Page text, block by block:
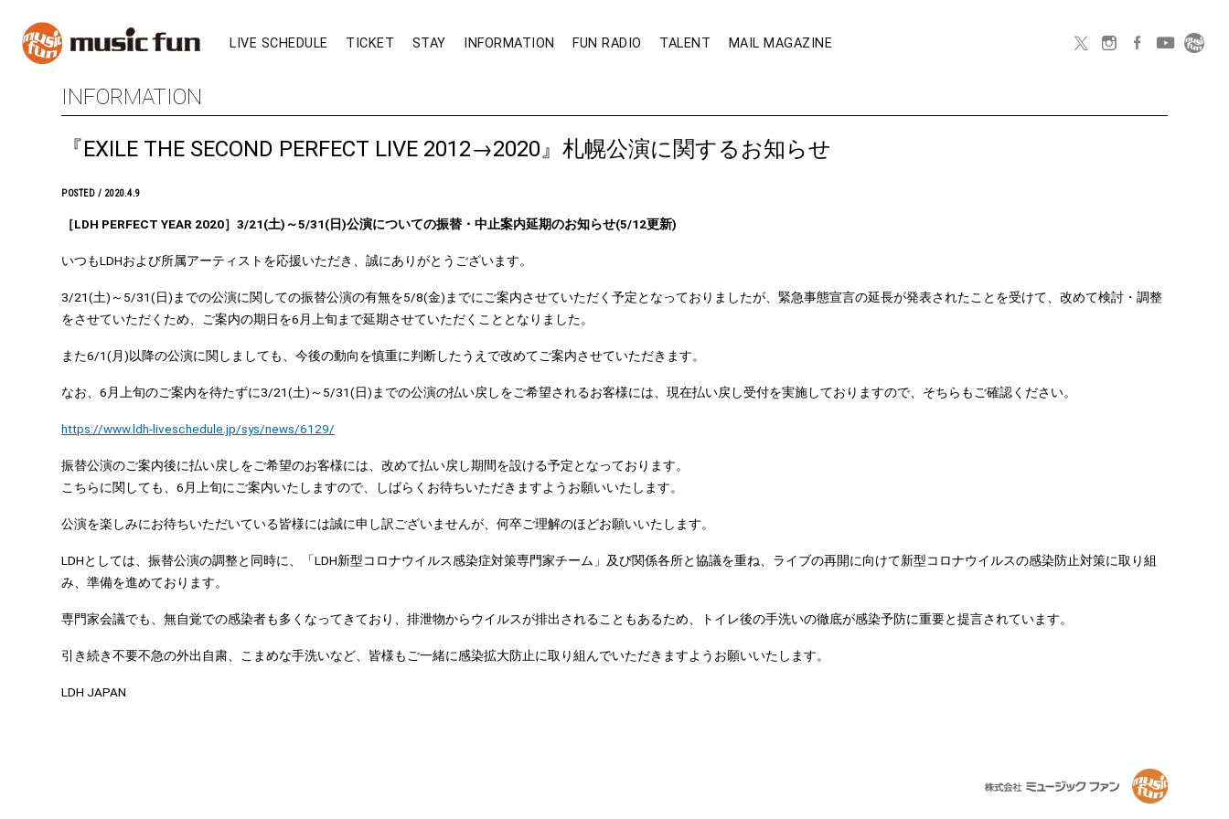
LIVE SCHEDULE TICKET STAY INFORMATION FUN RADIO TALENT MAIL MAGAZINE
INFORMATION
『EXILE THE SECOND PERFECT LIVE 2012→2020』札幌公演に関するお知らせ
POSTED / 2020.4.9
［LDH PERFECT YEAR 2020］3/21(土)～5/31(日)公演についての振替・中止案内延期のお知らせ(5/12更新)
いつもLDHおよび所属アーティストを応援いただき、誠にありがとうございます。
3/21(土)～5/31(日)までの公演に関しての振替公演の有無を5/8(金)までにご案内させていただく予定となっておりましたが、緊急事態宣言の延長が発表されたことを受けて、改めて検討・調整
をさせていただくため、ご案内の期日を6月上旬まで延期させていただくこととなりました。
また6/1(月)以降の公演に関しましても、今後の動向を慎重に判断したうえで改めてご案内させていただきます。
なお、6月上旬のご案内を待たずに3/21(土)～5/31(日)までの公演の払い戻しをご希望されるお客様には、現在払い戻し受付を実施しておりますので、そちらもご確認ください。
https://www.ldh-liveschedule.jp/sys/news/6129/
振替公演のご案内後に払い戻しをご希望のお客様には、改めて払い戻し期間を設ける予定となっております。
こちらに関しても、6月上旬にご案内いたしますので、しばらくお待ちいただきますようお願いいたします。
公演を楽しみにお待ちいただいている皆様には誠に申し訳ございませんが、何卒ご理解のほどお願いいたします。
LDHとしては、振替公演の調整と同時に、「LDH新型コロナウイルス感染症対策専門家チーム」及び関係各所と協議を重ね、ライブの再開に向けて新型コロナウイルスの感染防止対策に取り組
み、準備を進めております。
専門家会議でも、無自覚での感染者も多くなってきており、排泄物からウイルスが排出されることもあるため、トイレ後の手洗いの徹底が感染予防に重要と提言されています。
引き続き不要不急の外出自粛、こまめな手洗いなど、皆様もご一緒に感染拡大防止に取り組んでいただきますようお願いいたします。
LDH JAPAN